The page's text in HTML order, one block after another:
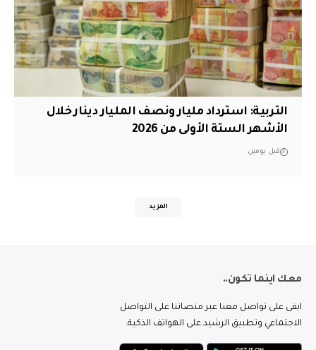
التربية: استرداد مليار ونصف المليار دينار خلال
الأشهر الستة الأولى من 2026
قبل يومين
المزيد
معك اينما تكون..
ابقى على تواصل معنا عبر منصاتنا على التواصل
الاجتماعي وتطبيق الرشيد على الهواتف الذكية.